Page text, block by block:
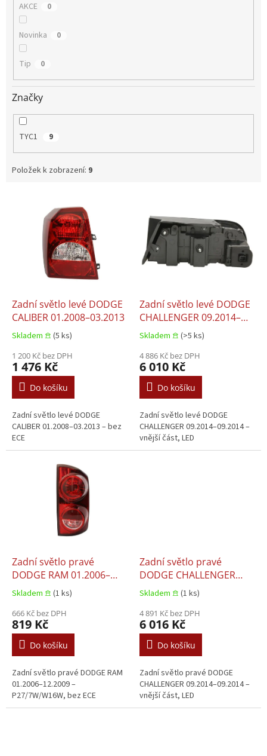
AKCE 0
Novinka 0
Tip 0
Značky
TYC1 9
Položek k zobrazení: 9
dZadní světlo levé DODGE
CALIBER 01.2008–03.2013
Skladem 𖠿 (5 ks)
1 200 Kč bez DPH
1 476 Kč
Do košíku
Zadní světlo levé DODGE
CALIBER 01.2008–03.2013 – bez
ECE
Zadní světlo levé DODGE
CHALLENGER 09.2014–
09.2014
Skladem 𖠿 (>5 ks)
4 886 Kč bez DPH
6 010 Kč
Do košíku
Zadní světlo levé DODGE
CHALLENGER 09.2014–09.2014 –
vnější část, LED
Zadní světlo pravé
DODGE RAM 01.2006–
12.2009
Skladem 𖠿 (1 ks)
666 Kč bez DPH
819 Kč
Do košíku
Zadní světlo pravé DODGE RAM
01.2006–12.2009 –
P27/7W/W16W, bez ECE
Zadní světlo pravé
DODGE CHALLENGER
09.2014–09.2014
Skladem 𖠿 (1 ks)
4 891 Kč bez DPH
6 016 Kč
Do košíku
Zadní světlo pravé DODGE
CHALLENGER 09.2014–09.2014 –
vnější část, LED